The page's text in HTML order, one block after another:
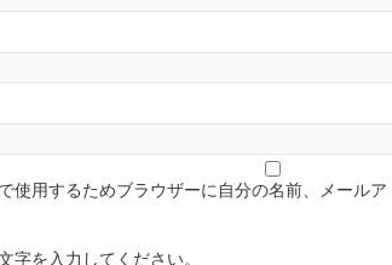
使用するためブラウザーに自分の名前、メールア
字を入力してください。